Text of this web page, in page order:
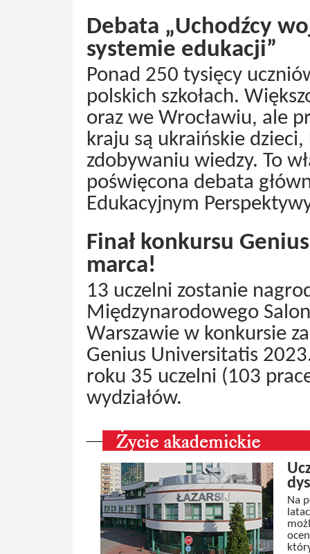
Debata „Uchodźcy
systemie edukacji”
Ponad 250 tysięcy
polskich szkołach.
oraz we Wrocławiu, ale
kraju są ukraińskie
zdobywaniu wiedzy. To
poświęcona debata
Edukacyjnym
Finał konkursu
marca!
13 uczelni zostanie
Międzynarodowego
Warszawie w konkursie
Genius Universitatis
roku 35 uczelni (103
wydziałów.
Na